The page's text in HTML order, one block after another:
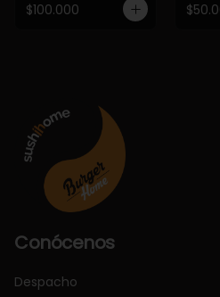
$100.000
Conócenos
Despacho